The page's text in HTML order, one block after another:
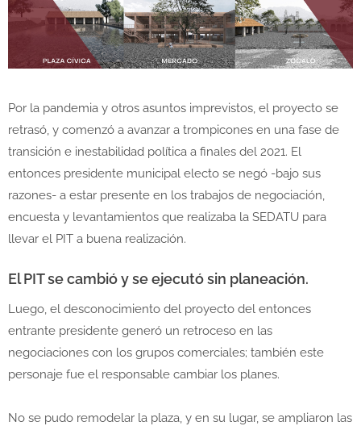
Por la pandemia y otros asuntos imprevistos, el proyecto se
retrasó, y comenzó a avanzar a trompicones en una fase de
transición e inestabilidad política a finales del 2021. El
entonces presidente municipal electo se negó -bajo sus
razones- a estar presente en los trabajos de negociación,
encuesta y levantamientos que realizaba la SEDATU para
llevar el PIT a buena realización.
El PIT se cambió y se ejecutó sin planeación.
Luego, el desconocimiento del proyecto del entonces
entrante presidente generó un retroceso en las
negociaciones con los grupos comerciales; también este
personaje fue el responsable cambiar los planes.
No se pudo remodelar la plaza, y en su lugar, se ampliaron las